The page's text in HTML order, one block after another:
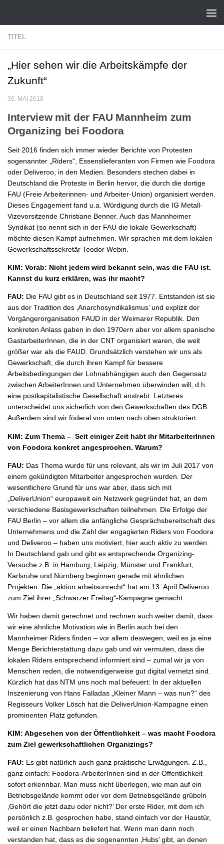
TITEL
„Hier sehen wir die Arbeitskämpfe der
Zukunft“
30. MAI 2018
Interview mit der FAU Mannheim zum
Organizing bei Foodora
Seit 2016 finden sich immer wieder Berichte von Protesten
sogenannter „Riders“, Essenslieferanten von Firmen wie Foodora
oder Deliveroo, in den Medien. Besonders stechen dabei in
Deutschland die Proteste in Berlin hervor, die durch die dortige
FAU (Freie Arbeiterinnen- und Arbeiter-Union) organisiert werden.
Dieses Engagement fand u.a. Würdigung durch die IG Metall-
Vizevorsitzende Christiane Benner. Auch das Mannheimer
Syndikat (so nennt sich in der FAU die lokale Gewerkschaft)
möchte diesen Kampf aufnehmen. Wir sprachen mit dem lokalen
Gewerkschaftssekretär Teodor Webin.
KIM: Vorab: Nicht jedem wird bekannt sein, was die FAU ist.
Kannst du kurz erklären, was ihr macht?
FAU: Die FAU gibt es in Deutschland seit 1977. Entstanden ist sie
aus der Tradition des ‚Anarchosyndikalismus’ und explizit der
Vorgängerorganisation FAUD in der Weimarer Republik. Den
konkreten Anlass gaben in den 1970ern aber vor allem spanische
GastarbeiterInnen, die in der CNT organisiert waren, die weit
größer war als die FAUD. Grundsätzlich verstehen wir uns als
Gewerkschaft, die durch ihren Kampf für bessere
Arbeitsbedingungen der Lohnabhängigen auch den Gegensatz
zwischen ArbeiterInnen und Unternehmen überwinden will, d.h.
eine postkapitalistische Gesellschaft anstrebt. Letzteres
unterscheidet uns sicherlich von den Gewerkschaften des DGB.
Außerdem sind wir föderal von unten nach oben strukturiert.
KIM: Zum Thema – Seit einiger Zeit habt ihr MitarbeiterInnen
von Foodora konkret angesprochen. Warum?
FAU: Das Thema wurde für uns relevant, als wir im Juli 2017 von
einem gekündigten Mitarbeiter angesprochen wurden. Der
wesentlichere Grund für uns war aber, dass sich mit
„DeliverUnion“ europaweit ein Netzwerk gegründet hat, an dem
verschiedene Basisgewerkschaften teilnehmen. Die Erfolge der
FAU Berlin – vor allem die anfängliche Gesprächsbereitschaft des
Unternehmens und die Zahl der engagierten Riders von Foodora
und Deliveroo – haben uns motiviert, hier auch aktiv zu werden.
In Deutschland gab und gibt es entsprechende Organizing-
Versuche z.B. in Hamburg, Leipzig, Münster und Frankfurt,
Karlsruhe und Nürnberg beginnen gerade mit ähnlichen
Projekten. Die „aktion arbeitsunrecht“ hat am 13. April Deliveroo
zum Ziel ihrer „Schwarzer Freitag“-Kampagne gemacht.
Wir haben damit gerechnet und rechnen auch weiter damit, dass
wir eine ähnliche Motivation wie in Berlin auch bei den
Mannheimer Riders finden – vor allem deswegen, weil es ja eine
Menge Berichterstattung dazu gab und wir vermuten, dass die
lokalen Riders entsprechend informiert sind – zumal wir ja von
Menschen reden, die notwendigerweise gut digital vernetzt sind.
Kürzlich hat das NTM uns noch mal befeuert: In der aktuellen
Inszenierung von Hans Falladas „Kleiner Mann – was nun?“ des
Regisseurs Volker Lösch hat die DeliverUnion-Kampagne einen
prominenten Platz gefunden.
KIM: Abgesehen von der Öffentlichkeit – was macht Foodora
zum Ziel gewerkschaftlichen Organizings?
FAU: Es gibt natürlich auch ganz praktische Erwägungen. Z.B.,
ganz einfach: Foodora-ArbeiterInnen sind in der Öffentlichkeit
sofort erkennbar. Man muss nicht überlegen, wie man auf ein
Betriebsgelände kommt oder vor dem Betriebsgelände grübeln
‚Gehört die jetzt dazu oder nicht?’ Der erste Rider, mit dem ich
persönlich z.B. gesprochen habe, stand einfach vor der Haustür,
weil er einen Nachbarn beliefert hat. Wenn man dann noch
verstanden hat, dass es die sogenannten ‚Hubs’ gibt, an denen